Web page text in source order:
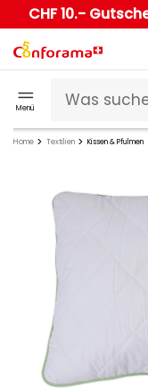
CHF 10.-
Menü
Home Textilien Kissen & Pfulmen